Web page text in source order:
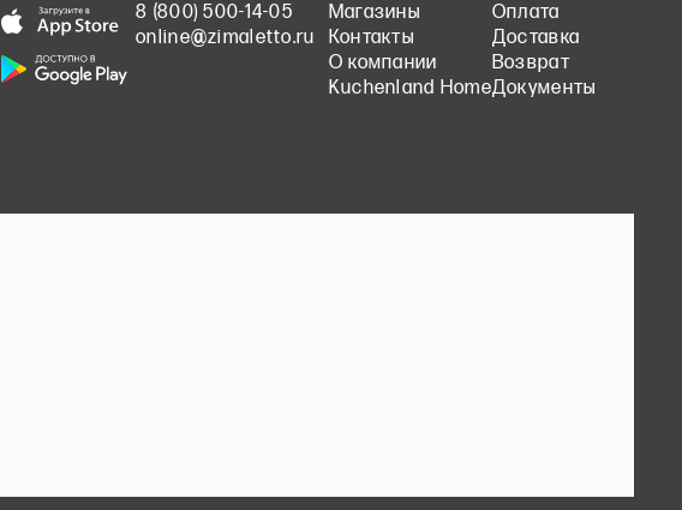
8 (800) 500-14-05
online@zimaletto.ru
Магазины
Контакты
О компании
Kuchenland Home
Оплата
Доставка
Возврат
Документы